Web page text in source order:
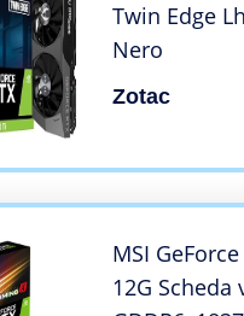
Twin Edge
Nero
Zotac
MSI
12G Scheda